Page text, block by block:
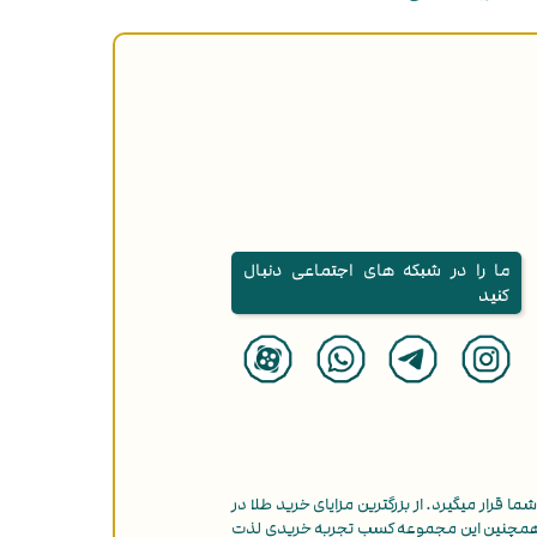
ما را در شبکه های اجتماعی دنبال
کنید
قرار میگیرد. از بزرگترین مزایای خرید طلا در
این مجموعه کسب تجربه خریدی لذت